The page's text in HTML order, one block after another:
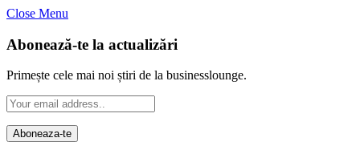
Close Menu
Abonează-te la actualizări
Primește cele mai noi știri de la businesslounge.